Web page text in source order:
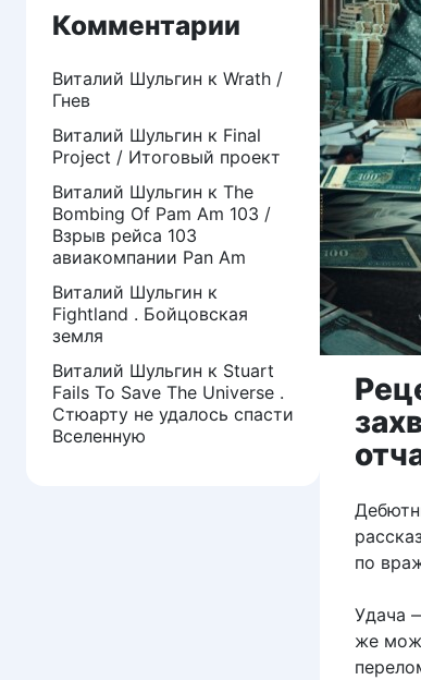
по
Удача
же
Комментарии
Виталий Шульгин к Wrath /
Гнев
Виталий Шульгин к Final
Project / Итоговый проект
Виталий Шульгин к The
Bombing Of Pam Am 103 /
Взрыв рейса 103
авиакомпании Pan Am
Виталий Шульгин к
Fightland . Бойцовская
земля
Виталий Шульгин к Stuart
Fails To Save The Universe .
Стюарту не удалось спасти
Вселенную